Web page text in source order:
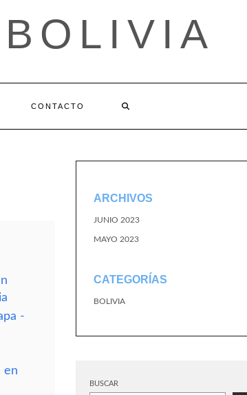
CONTACTO
-
en
ARCHIVOS
JUNIO 2023
MAYO 2023
CATEGORÍAS
BOLIVIA
BUSCAR